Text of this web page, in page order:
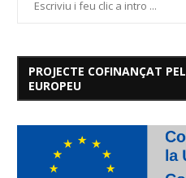
PROJECTE COFINANÇAT
EUROPEU